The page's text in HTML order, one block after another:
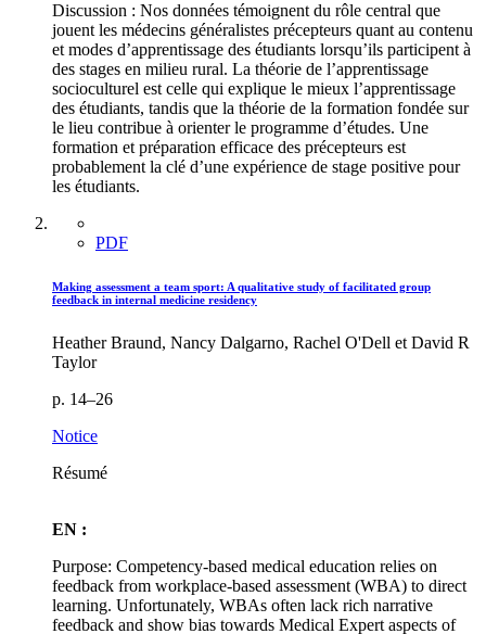
Discussion : Nos données témoignent du rôle central que
jouent les médecins généralistes précepteurs quant au contenu
et modes d’apprentissage des étudiants lorsqu’ils participent à
des stages en milieu rural. La théorie de l’apprentissage
socioculturel est celle qui explique le mieux l’apprentissage
des étudiants, tandis que la théorie de la formation fondée sur
le lieu contribue à orienter le programme d’études. Une
formation et préparation efficace des précepteurs est
probablement la clé d’une expérience de stage positive pour
les étudiants.
PDF
Making assessment a team sport: A qualitative study of facilitated group
feedback in internal medicine residency
Heather Braund, Nancy Dalgarno, Rachel O'Dell et David R
Taylor
p. 14–26
Notice
Résumé
EN :
Purpose: Competency-based medical education relies on
feedback from workplace-based assessment (WBA) to direct
learning. Unfortunately, WBAs often lack rich narrative
feedback and show bias towards Medical Expert aspects of